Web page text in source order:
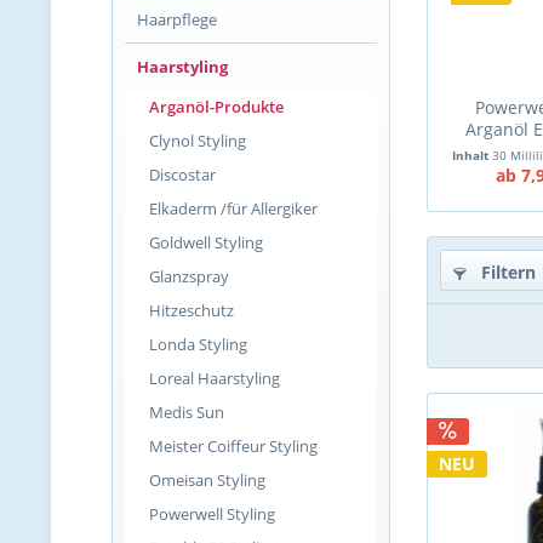
Haarpflege
Haarstyling
Arganöl-Produkte
Clynol Styling
Discostar
Elkaderm /für Allergiker
Goldwell Styling
Glanzspray
Hitzeschutz
Londa Styling
Loreal Haarstyling
Medis Sun
Meister Coiffeur Styling
Omeisan Styling
Powerwell Styling
Arganöl
30ml =
Inhalt 30
ab
Filtern
NEU